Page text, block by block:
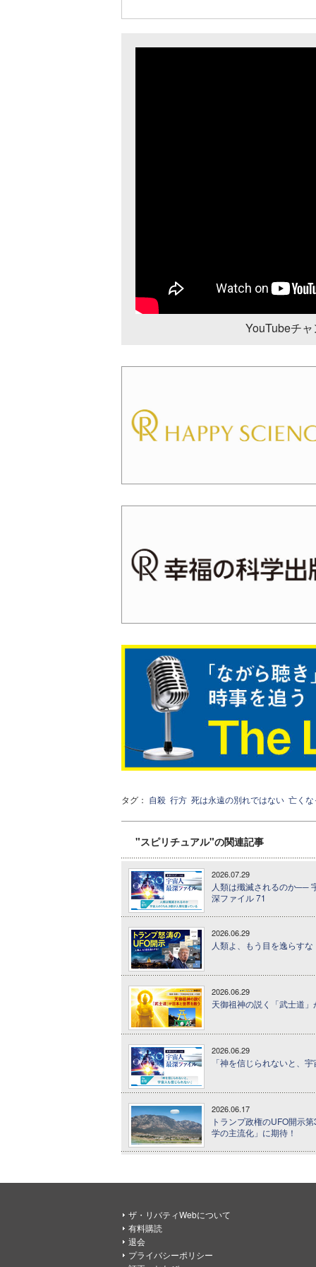
YouTubeチ
タグ： 自殺 行方 死は永遠の別れではない 亡く
"スピリチュアル"の関連記事
2026.07.29
人類は殲滅されるのか──
深ファイル 71
2026.06.29
人類よ、もう目を逸らす
2026.06.29
天御祖神の説く「武士道
2026.06.29
「神を信じられないと、
2026.06.17
トランプ政権のUFO開示
学の主流化」に期待！
ザ・リバティWebについて
有料購読
退会
プライバシーポリシー